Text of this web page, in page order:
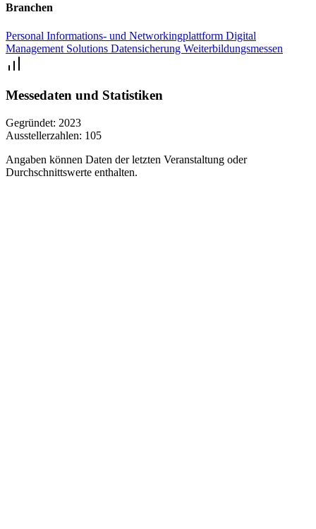
Branchen
Personal Informations- und Networkingplattform Digital
Management Solutions Datensicherung Weiterbildungsmessen
Messedaten und Statistiken
Gegründet: 2023
Ausstellerzahlen: 105
Angaben können Daten der letzten Veranstaltung oder
Durchschnittswerte enthalten.